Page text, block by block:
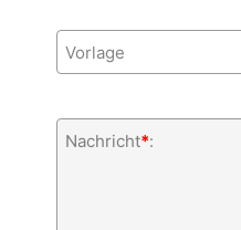
Vorlage
Nachricht*: